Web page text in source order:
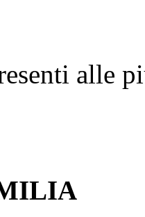
alle